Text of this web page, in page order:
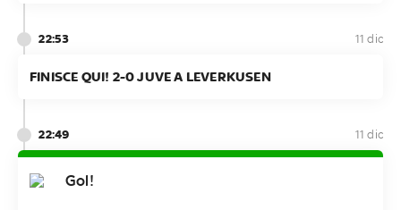
22:53 11 dic
FINISCE QUI! 2-0 JUVE A LEVERKUSEN
22:49 11 dic
Gol!